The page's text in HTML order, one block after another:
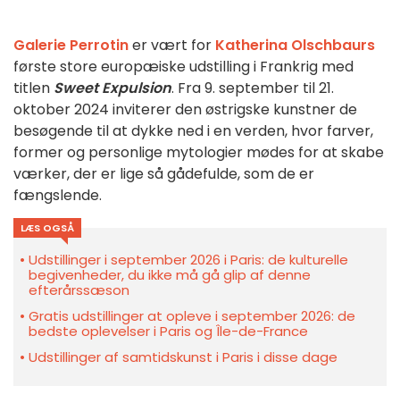
Galerie Perrotiner vært for Katherina Olschbaurs
første store europæiske udstilling i Frankrig med
titlen Sweet Expulsion. Fra 9. september til 21.
oktober 2024 inviterer den østrigske kunstner de
besøgende til at dykke ned i en verden, hvor farver,
former og personlige mytologier mødes for at skabe
værker, der er lige så gådefulde, som de er
fængslende.
LÆS OGSÅ
Udstillinger i september 2026 i Paris: de kulturelle
begivenheder, du ikke må gå glip af denne
efterårssæson
Gratis udstillinger at opleve i september 2026: de
bedste oplevelser i Paris og Île-de-France
Udstillinger af samtidskunst i Paris i disse dage